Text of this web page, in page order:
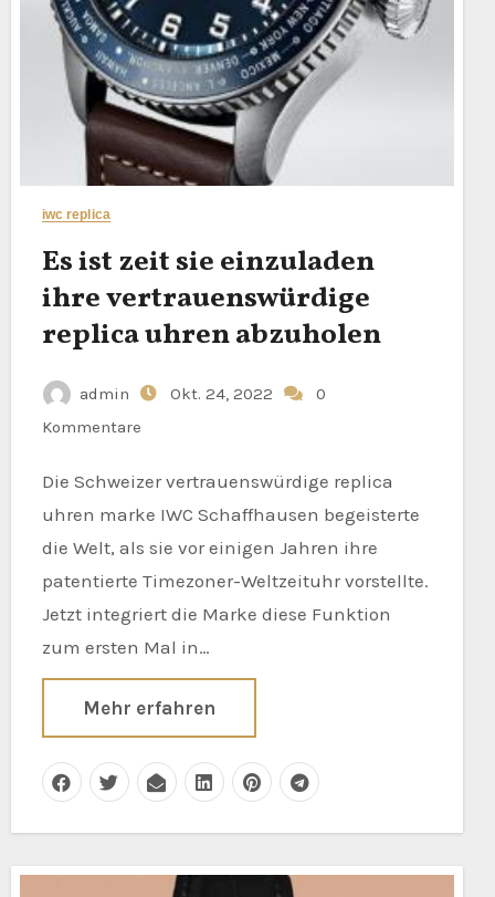
iwc replica
Es ist zeit sie einzuladen
ihre vertrauenswürdige
replica uhren abzuholen
admin Okt. 24, 2022
0
Kommentare
Die Schweizer vertrauenswürdige replica
uhren marke IWC Schaffhausen begeisterte
die Welt, als sie vor einigen Jahren ihre
patentierte Timezoner-Weltzeituhr vorstellte.
Jetzt integriert die Marke diese Funktion
zum ersten Mal in…
Mehr erfahren